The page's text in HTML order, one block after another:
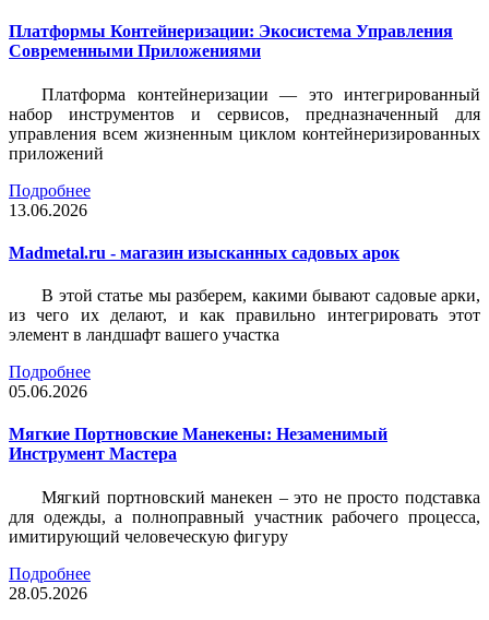
Платформы Контейнеризации: Экосистема Управления
Современными Приложениями
Платформа контейнеризации — это интегрированный
набор инструментов и сервисов, предназначенный для
управления всем жизненным циклом контейнеризированных
приложений
Подробнее
13.06.2026
Madmetal.ru - магазин изысканных садовых арок
В этой статье мы разберем, какими бывают садовые арки,
из чего их делают, и как правильно интегрировать этот
элемент в ландшафт вашего участка
Подробнее
05.06.2026
Мягкие Портновские Манекены: Незаменимый
Инструмент Мастера
Мягкий портновский манекен – это не просто подставка
для одежды, а полноправный участник рабочего процесса,
имитирующий человеческую фигуру
Подробнее
28.05.2026